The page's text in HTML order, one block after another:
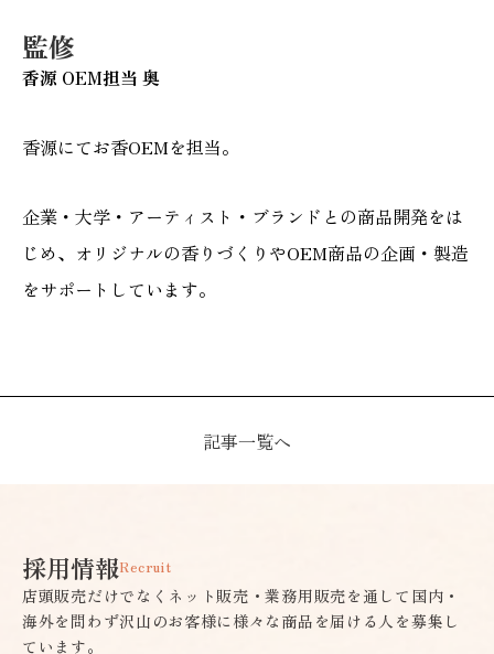
監修
香源 OEM担当 奥
香源にてお香OEMを担当。
企業・大学・アーティスト・ブランドとの商品開発をは
じめ、オリジナルの香りづくりやOEM商品の企画・製造
をサポートしています。
記事一覧へ
採用情報Recruit
店頭販売だけでなくネット販売・業務用販売を通して国内・
海外を問わず沢山のお客様に様々な商品を届ける人を募集し
ています。